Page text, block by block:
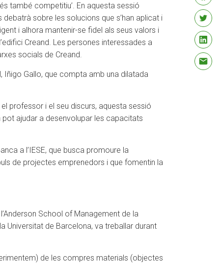
també competitiu’. En aquesta sessió
sobre les solucions que s’han aplicat i
i alhora mantenir-se fidel als seus valors i
Creand. Les persones interessades a
socials de Creand.
Iñigo Gallo, que compta amb una dilatada
professor i el seu discurs, aquesta sessió
ajudar a desenvolupar les capacitats
a l’IESE, que busca promoure la
de projectes emprenedors i que fomentin la
School of Management de la
Universitat de Barcelona, va treballar durant
de les compres materials (objectes